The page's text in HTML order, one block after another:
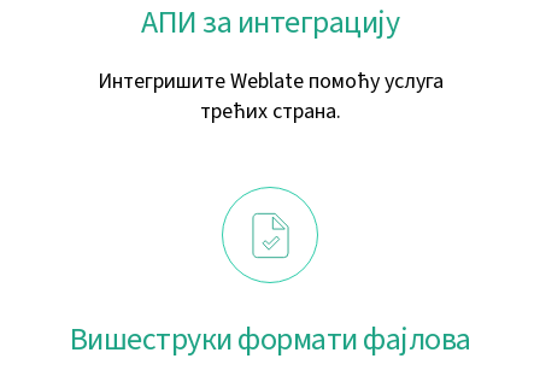
АПИ за интеграцију
Интегришите Weblate помоћу услуга
трећих страна.
Вишеструки формати фајлова